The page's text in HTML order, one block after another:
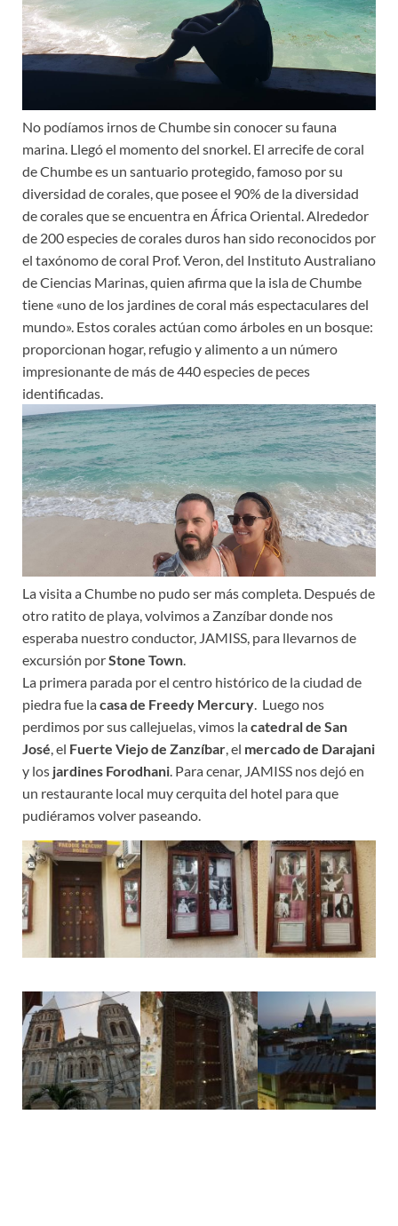
No podíamos irnos de Chumbe sin conocer su fauna
marina. Llegó el momento del snorkel. El arrecife de coral
de Chumbe es un santuario protegido, famoso por su
diversidad de corales, que posee el 90% de la diversidad
de corales que se encuentra en África Oriental. Alrededor
de 200 especies de corales duros han sido reconocidos por
el taxónomo de coral Prof. Veron, del Instituto Australiano
de Ciencias Marinas, quien afirma que la isla de Chumbe
tiene «uno de los jardines de coral más espectaculares del
mundo». Estos corales actúan como árboles en un bosque:
proporcionan hogar, refugio y alimento a un número
impresionante de más de 440 especies de peces
identificadas.
La visita a Chumbe no pudo ser más completa. Después de
otro ratito de playa, volvimos a Zanzíbar donde nos
esperaba nuestro conductor, JAMISS, para llevarnos de
excursión porStone Town
La primera parada por el centro histórico de la ciudad de
piedra fue lacasa de Freedy Mercury . Luego nos
perdimos por sus callejuelas, vimos lacatedral de San
José , el Fuerte Viejo de Zanzíbar , el mercado de Darajani
y los jardines Forodhani . Para cenar, JAMISS nos dejó en
un restaurante local muy cerquita del hotel para que
pudiéramos volver paseando.